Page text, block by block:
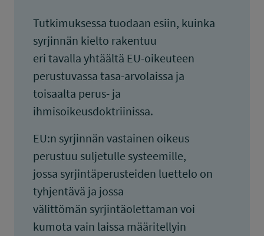
Tutkimuksessa tuodaan esiin, kuinka
syrjinnän kielto rakentuu
eri tavalla yhtäältä EU-oikeuteen
perustuvassa tasa-arvolaissa ja
toisaalta perus- ja
ihmisoikeusdoktriinissa.
EU:n syrjinnän vastainen oikeus
perustuu suljetulle systeemille,
jossa syrjintäperusteiden luettelo on
tyhjentävä ja jossa
välittömän syrjintäolettaman voi
kumota vain laissa määritellyin